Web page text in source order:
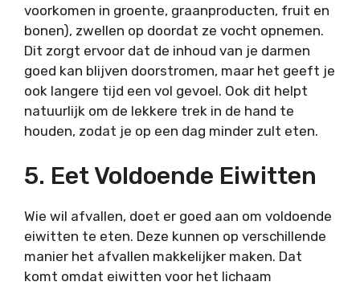
voorkomen in groente, graanproducten, fruit en
bonen), zwellen op doordat ze vocht opnemen.
Dit zorgt ervoor dat de inhoud van je darmen
goed kan blijven doorstromen, maar het geeft je
ook langere tijd een vol gevoel. Ook dit helpt
natuurlijk om de lekkere trek in de hand te
houden, zodat je op een dag minder zult eten.
5. Eet Voldoende Eiwitten
Wie wil afvallen, doet er goed aan om voldoende
eiwitten te eten. Deze kunnen op verschillende
manier het afvallen makkelijker maken. Dat
komt omdat eiwitten voor het lichaam